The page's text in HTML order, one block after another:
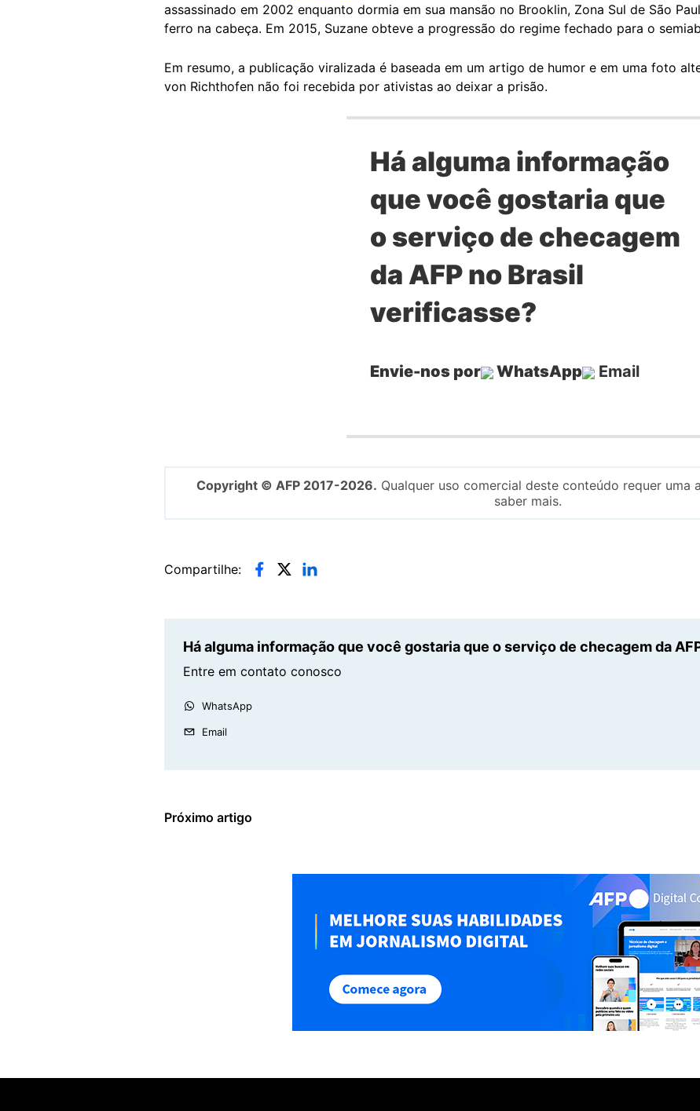
assassinado em 2002 enquanto dormia em sua mansão no Brooklin, Zona Sul de São
ferro na cabeça. Em 2015, Suzane obteve a progressão do regime fechado para o
Em resumo, a publicação viralizada é baseada em um artigo de humor e em uma foto
von Richthofen não foi recebida por ativistas ao deixar a prisão.
Há alguma informação
que você gostaria que
o serviço de checagem
da AFP no Brasil
verificasse?
Envie-nos por WhatsApp Email
Copyright © AFP 2017-2026. Qualquer uso comercial deste conteúdo requer uma
saber mais.
Compartilhe:
Há alguma informação que você gostaria que o serviço de checagem da
Entre em contato conosco
WhatsApp
Email
Próximo artigo